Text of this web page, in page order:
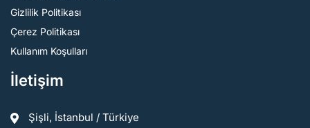
Gizlilik Politikası
Çerez Politikası
Kullanım Koşulları
İletişim
Şişli, İstanbul / Türkiye